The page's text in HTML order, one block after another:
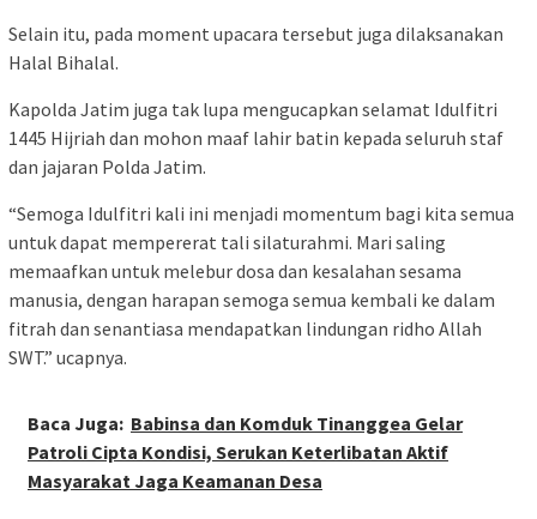
Selain itu, pada moment upacara tersebut juga dilaksanakan
Halal Bihalal.
Kapolda Jatim juga tak lupa mengucapkan selamat Idulfitri
1445 Hijriah dan mohon maaf lahir batin kepada seluruh staf
dan jajaran Polda Jatim.
“Semoga Idulfitri kali ini menjadi momentum bagi kita semua
untuk dapat mempererat tali silaturahmi. Mari saling
memaafkan untuk melebur dosa dan kesalahan sesama
manusia, dengan harapan semoga semua kembali ke dalam
fitrah dan senantiasa mendapatkan lindungan ridho Allah
SWT.” ucapnya.
Baca Juga: Babinsa dan Komduk Tinanggea Gelar
Patroli Cipta Kondisi, Serukan Keterlibatan Aktif
Masyarakat Jaga Keamanan Desa